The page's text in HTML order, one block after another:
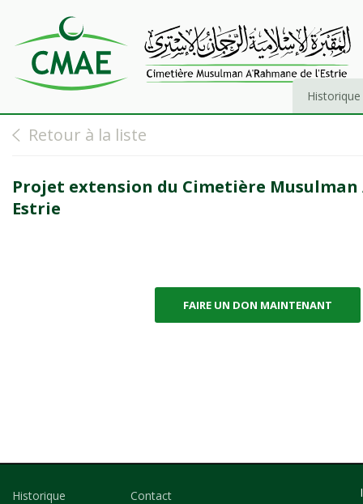
Historique
Retour à la liste
Projet extension du Cimetière Musulman
Estrie
FAIRE UN DON MAINTENANT
Historique
Contact